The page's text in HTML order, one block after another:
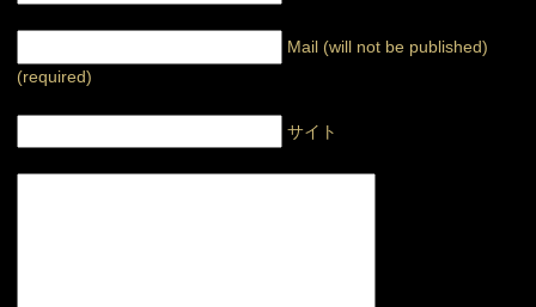
Mail (will not be published)
(required)
サイト